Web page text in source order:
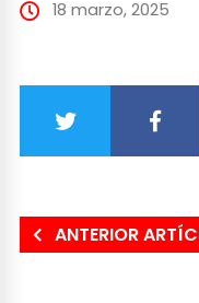
18 marzo, 2025
ANTERIOR